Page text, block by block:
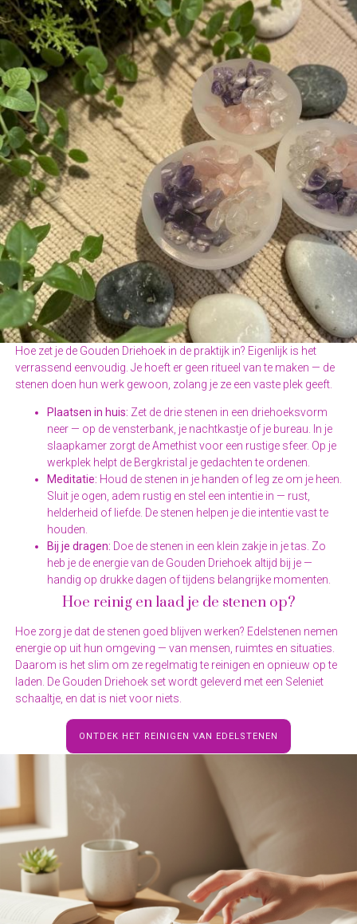
Hoe zet je de Gouden Driehoek in de praktijk in? Eigenlijk is het
verrassend eenvoudig. Je hoeft er geen ritueel van te maken — de
stenen doen hun werk gewoon, zolang je ze een vaste plek geeft.
Plaatsen in huis: Zet de drie stenen in een driehoeksvorm
neer — op de vensterbank, je nachtkastje of je bureau. In je
slaapkamer zorgt de Amethist voor een rustige sfeer. Op je
werkplek helpt de Bergkristal je gedachten te ordenen.
Meditatie: Houd de stenen in je handen of leg ze om je heen.
Sluit je ogen, adem rustig en stel een intentie in — rust,
helderheid of liefde. De stenen helpen je die intentie vast te
houden.
Bij je dragen: Doe de stenen in een klein zakje in je tas. Zo
heb je de energie van de Gouden Driehoek altijd bij je —
handig op drukke dagen of tijdens belangrijke momenten.
Hoe reinig en laad je de stenen op?
Hoe zorg je dat de stenen goed blijven werken? Edelstenen nemen
energie op uit hun omgeving — van mensen, ruimtes en situaties.
Daarom is het slim om ze regelmatig te reinigen en opnieuw op te
laden. De Gouden Driehoek set wordt geleverd met een Seleniet
schaaltje, en dat is niet voor niets.
ONTDEK HET REINIGEN VAN EDELSTENEN